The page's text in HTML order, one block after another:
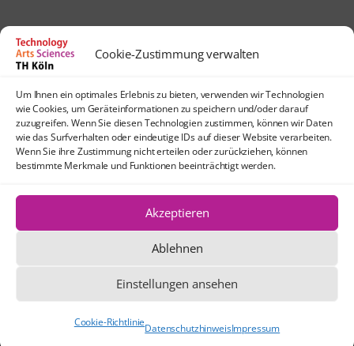
Cookie-Zustimmung verwalten
Um Ihnen ein optimales Erlebnis zu bieten, verwenden wir Technologien
wie Cookies, um Geräteinformationen zu speichern und/oder darauf
zuzugreifen. Wenn Sie diesen Technologien zustimmen, können wir Daten
wie das Surfverhalten oder eindeutige IDs auf dieser Website verarbeiten.
Wenn Sie ihre Zustimmung nicht erteilen oder zurückziehen, können
bestimmte Merkmale und Funktionen beeinträchtigt werden.
Akzeptieren
Ablehnen
Einstellungen ansehen
Cookie-RichtlinieDatenschutzhinweisImpressum
lehrpfade@th-koeln.de
Anfahrt
TH Köln
Standort Köln-Mülheim
51063 Köln
Die Texte und Grafiken dieser Website
stehen, sofern nicht anders angegeben,
unter der Creative Commons-Lizenz CC